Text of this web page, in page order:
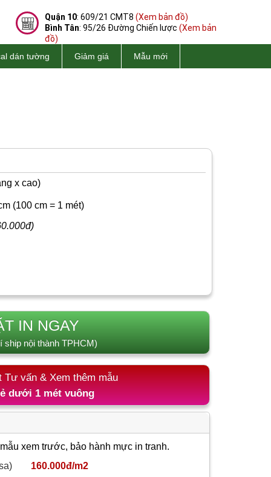
Quận 10: 609/21 CMT8 (Xem bản đồ)
Bình Tân: 95/26 Đường Chiến lược (Xem bản
đồ)
dán tường Giảm giá Mẫu mới
x cao)
(100 cm = 1 mét)
IN NGAY
ship nội thành TPHCM)
Tư vấn & Xem thêm mẫu
dưới 1 mét vuông
xem trước, bảo hành mực in tranh.
160.000đ/m2